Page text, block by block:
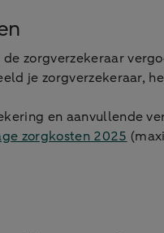
zorgverzekeraar
je zorgverzekeraar,
en aanvullende
zorgkosten 2025